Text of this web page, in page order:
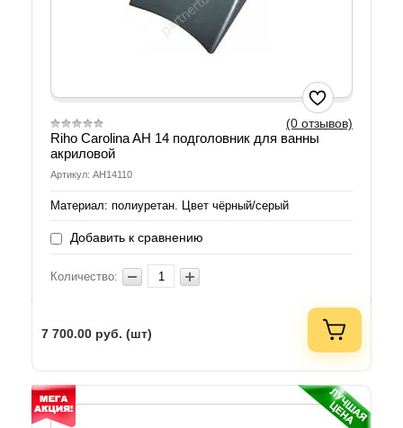
(0 отзывов)
Riho Carolina AH 14 подголовник для ванны
акриловой
Артикул: AH14110
Материал: полиуретан. Цвет чёрный/серый
Добавить к сравнению
Количество:
7 700.00 руб. (шт)